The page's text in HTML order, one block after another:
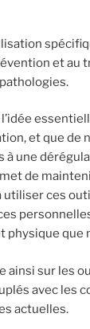
et au
et que de
à une
de
utiliser ces
physique que
ainsi sur les
avec les
actuelles.